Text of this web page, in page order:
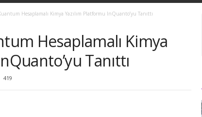
Hesaplamalı Kimya Yazılım Platformu InQuanto’yu Tanıttı
Hesaplamalı Kimya
Tanıttı
419